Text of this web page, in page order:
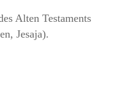
Alten Testaments
Jesaja).